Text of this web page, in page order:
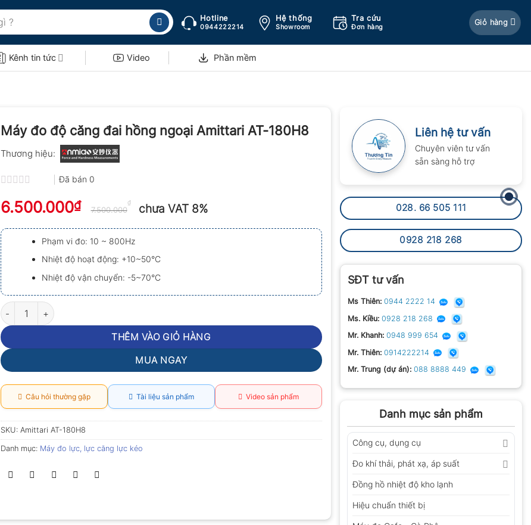
Hotline
0944222214
Hệ thống
Showroom
Tra cứu
Đơn hàng
Giỏ hàng
Kênh tin tức Video Phần mềm
Liên hệ tư vấn
Chuyên viên tư vấn
sẵn sàng hỗ trợ
028. 66 505 111
0928 218 268
SĐT tư vấn
Ms Thiên: 0944 2222 14
Ms. Kiều: 0928 218 268
Mr. Khanh: 0948 999 654
Mr. Thiên: 0914222214
Mr. Trung (dự án): 088 8888 449
Danh mục sản phẩm
Công cụ, dụng cụ
Đo khí thải, phát xạ, áp suất
Đồng hồ nhiệt độ kho lạnh
Hiệu chuẩn thiết bị
Máy đo độ căng đai hồng ngoại Amittari AT-180H8
Thương hiệu:
xếp
hạng
5
sao
Đã bán 0
6.500.000₫ 7.500.000
₫ chưa VAT 8%
Phạm vi đo: 10 ~ 800Hz
Nhiệt độ hoạt động: +10~50°C
Nhiệt độ vận chuyển: -5~70°C
Máy đo độ căng đai hồng ngoại Amittari AT-180H8 số lượng
THÊM VÀO GIỎ HÀNG
MUA NGAY
Câu hỏi thường gặp Tài liệu sản phẩm Video sản phẩm
SKU: Amittari AT-180H8
Danh mục: Máy đo lực, lực căng lực kéo